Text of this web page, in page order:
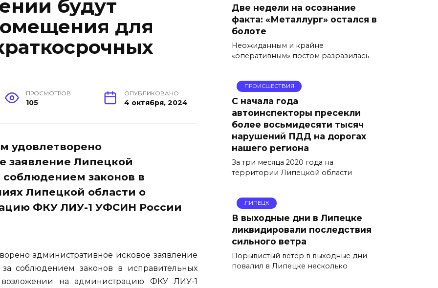
будут
для
ПРОСМОТРОВ
105
ОПУБЛИКОВАНО
4 октября, 2024
удовлетворено
заявление Липецкой
соблюдением законов в
Липецкой области о
ФКУ ЛИУ-1 УФСИН России
административное исковое заявление
соблюдением законов в исправительных
на администрацию ФКУ ЛИУ-1
Две недели на осознание
факта: «Металлург» остался в
болоте
Неожиданным и крайне
«оперативным» постом разразилась
ПРОИСШЕСТВИЯ
С начала года
автоинспекторы пресекли
более восьмидесяти тысяч
нарушений ПДД на дорогах
нашего региона
За три месяца 2020 года на
территории Липецкой области
ЛИПЕЦК
В выходные дни в Липецке
ликвидировали последствия
сильного ветра
Порывистый ветер в выходные дни
повалил в Липецке несколько